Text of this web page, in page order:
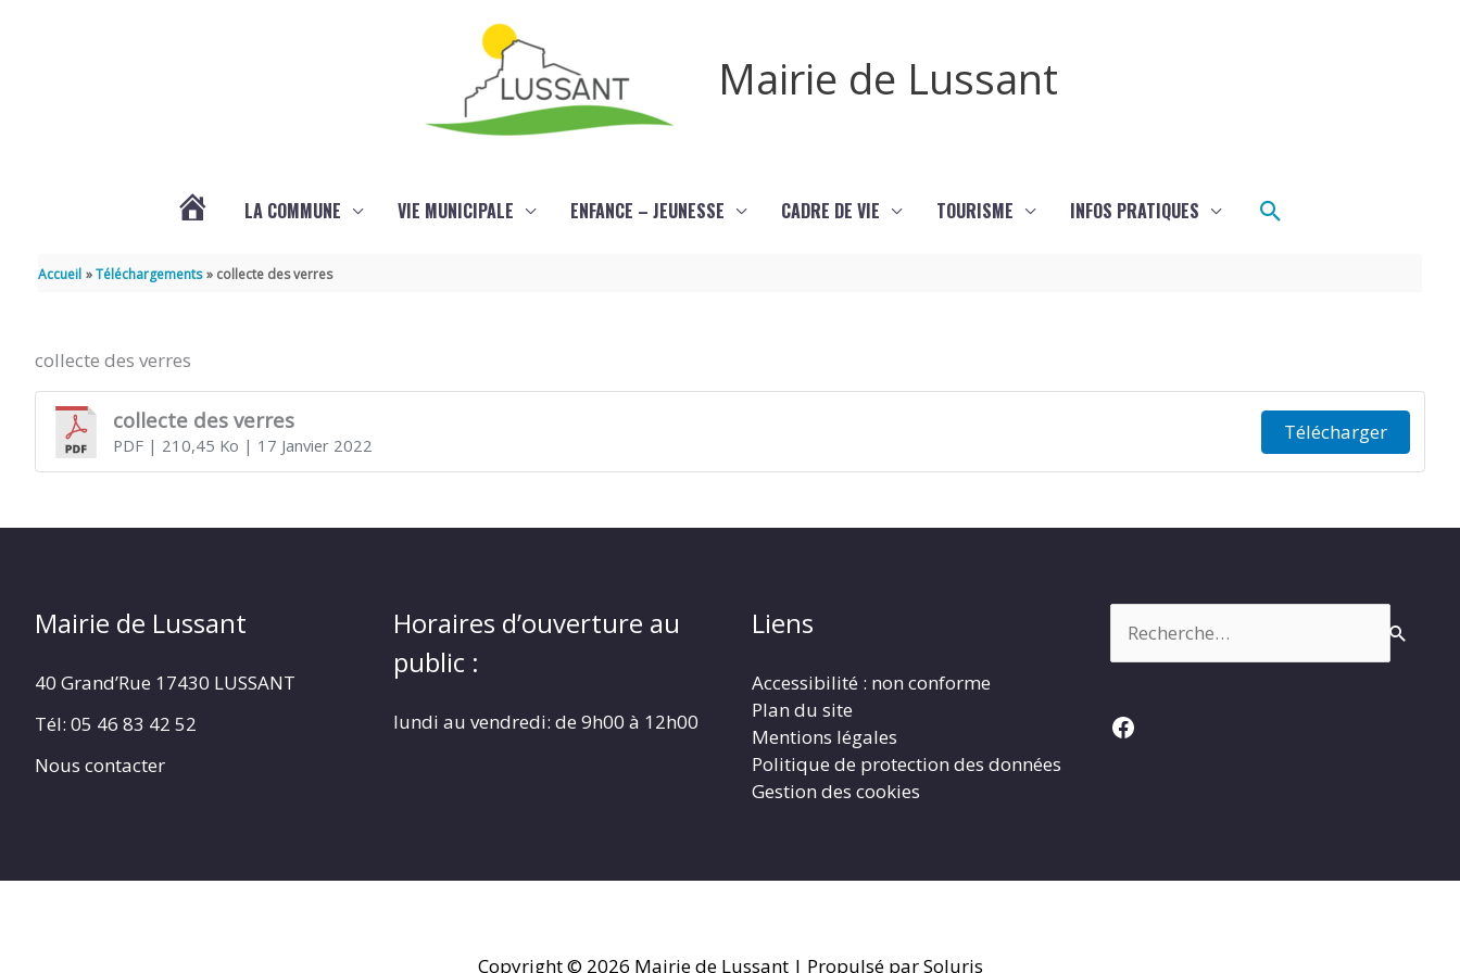
Mairie de Lussant
LA COMMUNE VIE MUNICIPALE ENFANCE – JEUNESSE CADRE DE VIE TOURISME INFOS PRATIQUES Rechercher
Accueil Téléchargements collecte des verres
collecte des verres
collecte des verres
PDF| 210,45 Ko | 17 Janvier 2022
Télécharger
Mairie de Lussant
40 Grand’Rue 17430 LUSSANT
Tél: 05 46 83 42 52
Nous contacter
Horaires d’ouverture au
public :
lundi au vendredi: de 9h00 à 12h00
Liens
Accessibilité : non conforme
Plan du site
Mentions légales
Politique de protection des données
Gestion des cookies
Facebook
Copyright © 2026 Mairie de Lussant| Propulsé par Soluris